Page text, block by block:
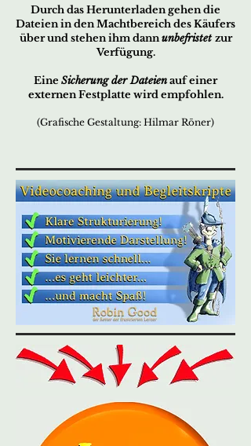
Durch das Herunterladen gehen die
Dateien in den Machtbereich des Käufers
über und stehen ihm dannunbefristetzur
Verfügung.
Eine Sicherung der Dateienauf einer
externen Festplatte wird empfohlen.
(Grafische Gestaltung: Hilmar Röner)